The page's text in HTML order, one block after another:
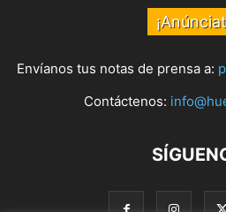
Envíanos tus notas de prensa a:
Contáctenos: